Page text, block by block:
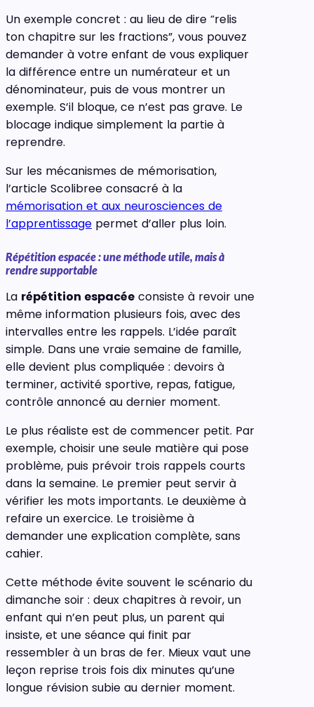
Un exemple concret : au lieu de dire “relis
ton chapitre sur les fractions”, vous pouvez
demander à votre enfant de vous expliquer
la différence entre un numérateur et un
dénominateur, puis de vous montrer un
exemple. S’il bloque, ce n’est pas grave. Le
blocage indique simplement la partie à
reprendre.
Sur les mécanismes de mémorisation,
l’article Scolibree consacré à la
mémorisation et aux neurosciences de
l’apprentissage permet d’aller plus loin.
Répétition espacée : une méthode utile, mais à
rendre supportable
La répétition espacée consiste à revoir une
même information plusieurs fois, avec des
intervalles entre les rappels. L’idée paraît
simple. Dans une vraie semaine de famille,
elle devient plus compliquée : devoirs à
terminer, activité sportive, repas, fatigue,
contrôle annoncé au dernier moment.
Le plus réaliste est de commencer petit. Par
exemple, choisir une seule matière qui pose
problème, puis prévoir trois rappels courts
dans la semaine. Le premier peut servir à
vérifier les mots importants. Le deuxième à
refaire un exercice. Le troisième à
demander une explication complète, sans
cahier.
Cette méthode évite souvent le scénario du
dimanche soir : deux chapitres à revoir, un
enfant qui n’en peut plus, un parent qui
insiste, et une séance qui finit par
ressembler à un bras de fer. Mieux vaut une
leçon reprise trois fois dix minutes qu’une
longue révision subie au dernier moment.